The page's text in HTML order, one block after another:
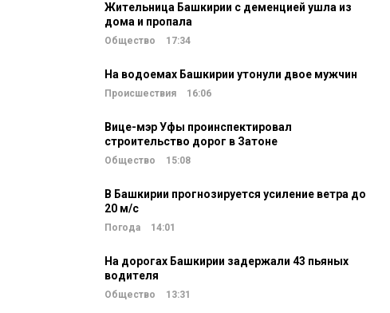
Жительница Башкирии с деменцией ушла из
дома и пропала
Общество 17:34
На водоемах Башкирии утонули двое мужчин
Происшествия 16:06
Вице-мэр Уфы проинспектировал
строительство дорог в Затоне
Общество 15:08
В Башкирии прогнозируется усиление ветра до
20 м/c
Погода 14:01
На дорогах Башкирии задержали 43 пьяных
водителя
Общество 13:31